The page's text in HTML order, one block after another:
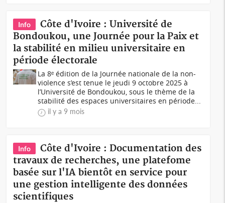
Info
Côte d'Ivoire : Université de
Bondoukou, une Journée pour la Paix et
la stabilité en milieu universitaire en
période électorale
La 8ᵉ édition de la Journée nationale de la non-
violence s’est tenue le jeudi 9 octobre 2025 à
l’Université de Bondoukou, sous le thème de la
stabilité des espaces universitaires en période...
il y a 9 mois
Info
Côte d'Ivoire : Documentation des
travaux de recherches, une platefome
basée sur l'IA bientôt en service pour
une gestion intelligente des données
scientifiques